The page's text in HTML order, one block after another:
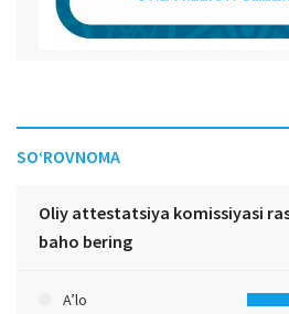
SO‘ROVNOMA
Oliy attestatsiya komissiyasi
baho bering
A’lo